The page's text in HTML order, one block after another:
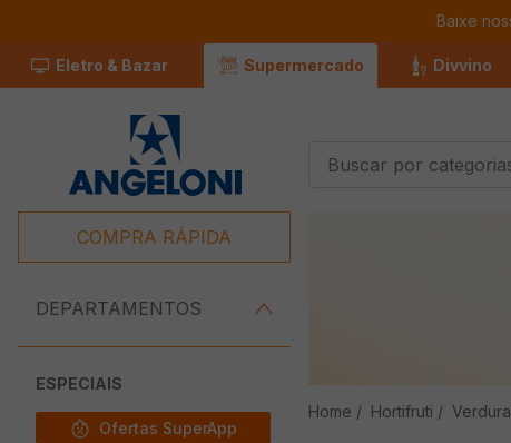
Baixe
Eletro & Bazar Supermercado Divvino
5º Queijo
COMPRA RÁPIDA
DEPARTAMENTOS
ESPECIAIS
Ofertas SuperApp
Hortifruti